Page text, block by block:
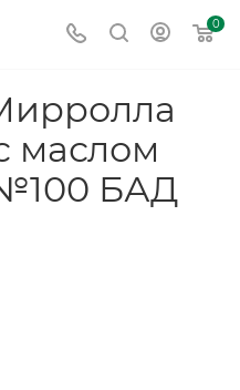
0
маслом
БАД